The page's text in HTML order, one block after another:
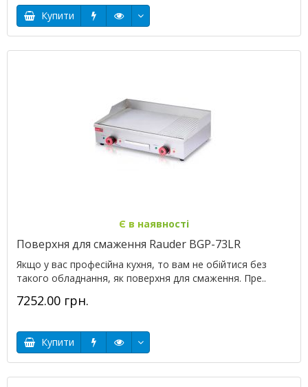
Купити
Є в наявності
Поверхня для смаження Rauder BGP-73LR
Якщо у вас професійна кухня, то вам не обійтися без
такого обладнання, як поверхня для смаження. Пре..
7252.00 грн.
Купити